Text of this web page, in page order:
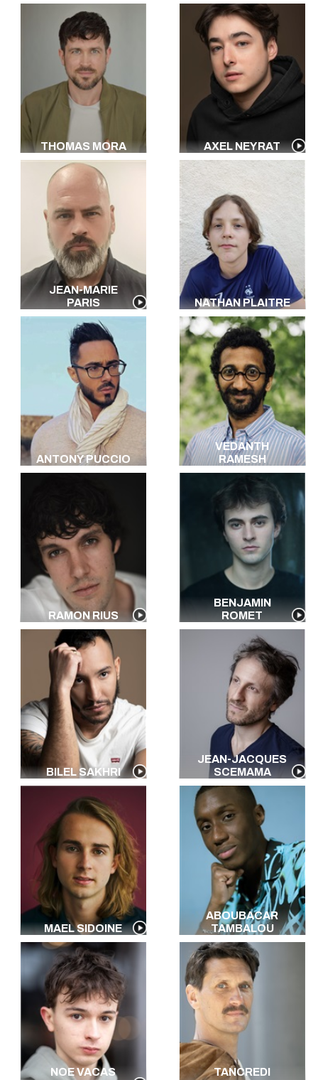
THOMAS MORA AXEL NEYRAT
JEAN-MARIE
PARIS
NATHAN PLAITRE
ANTONY PUCCIO
VEDANTH
RAMESH
RAMON RIUS
BENJAMIN
ROMET
BILEL SAKHRI
JEAN-JACQUES
SCEMAMA
MAEL SIDOINE
ABOUBACAR
TAMBALOU
NOE VACAS
TANCREDI